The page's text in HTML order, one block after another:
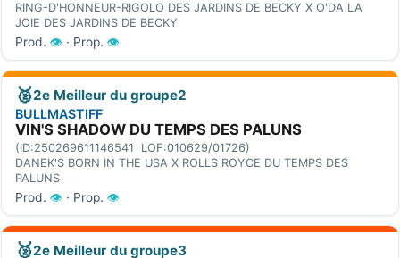
RING-D'HONNEUR-RIGOLO DES JARDINS DE BECKY X O'DA LA
JOIE DES JARDINS DE BECKY
Prod. 👁 · Prop. 👁
🥈2e Meilleur du groupe2
BULLMASTIFF
VIN'S SHADOW DU TEMPS DES PALUNS
(ID:250269611146541 LOF:010629/01726)
DANEK'S BORN IN THE USA X ROLLS ROYCE DU TEMPS DES
PALUNS
Prod. 👁 · Prop. 👁
🥈2e Meilleur du groupe3